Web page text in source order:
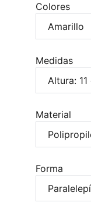
Colores
Medidas
Material
Forma